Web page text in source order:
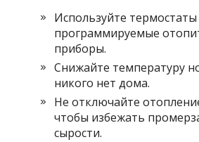
Используйте термостаты
программируемые
приборы.
Снижайте температуру
никого нет дома.
Не отключайте
чтобы избежать
сырости.